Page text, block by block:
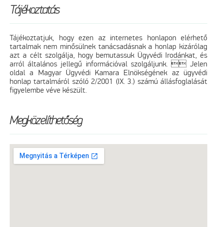
Tájékoztatás
Tájékoztatjuk, hogy ezen az internetes honlapon elérhető
tartalmak nem minősülnek tanácsadásnak a honlap kizárólag
azt a célt szolgálja, hogy bemutassuk Ügyvédi Irodánkat, és
arról általános jellegű információval szolgáljunk.  Jelen
oldal a Magyar Ügyvédi Kamara Elnökségének az ügyvédi
honlap tartalmáról szóló 2/2001 (IX. 3.) számú állásfoglalását
figyelembe véve készült.
Megközelíthetőség